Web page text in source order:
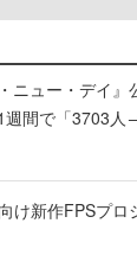
ニュー・デイ』
週間で「3703
け新作FPSプ